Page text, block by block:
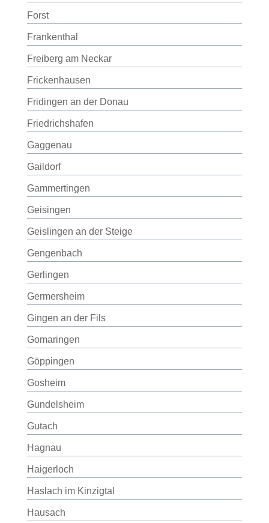
Forst
Frankenthal
Freiberg am Neckar
Frickenhausen
Fridingen an der Donau
Friedrichshafen
Gaggenau
Gaildorf
Gammertingen
Geisingen
Geislingen an der Steige
Gengenbach
Gerlingen
Germersheim
Gingen an der Fils
Gomaringen
Göppingen
Gosheim
Gundelsheim
Gutach
Hagnau
Haigerloch
Haslach im Kinzigtal
Hausach